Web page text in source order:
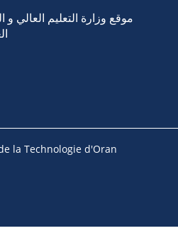
موقع وزارة التعليم العالي و
la Technologie d'Oran